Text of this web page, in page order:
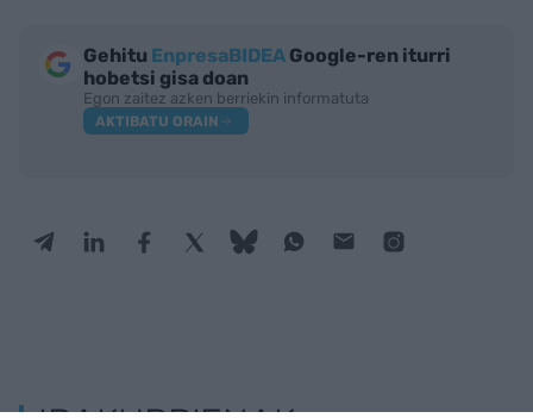
Gehitu EnpresaBIDEA Google-ren iturri
hobetsi gisa doan
Egon zaitez azken berriekin informatuta
AKTIBATU ORAIN